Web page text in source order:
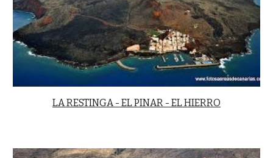
LA RESTINGA - EL PINAR - EL HIERRO